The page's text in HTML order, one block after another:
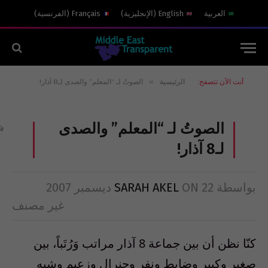
العربية English
( الإنجليزية)
Français
( الفرنسية)
أنت الآن تتصفح: الرئيسية » الصوتُ لـ “المعلم” والصدى لـ8 آذار!
الصوتُ لـ “المعلم” والصدى
لـ8 آذار!
بواسطة SARAH AKEL ON 22 ديسمبر 2007
غير مصنف
كنّا نظن أن بين جماعة 8 آذار مراتب وَرُتَباً، بين
صغير وكبير وضابط ونفر وجنرال وزعيم وشبه